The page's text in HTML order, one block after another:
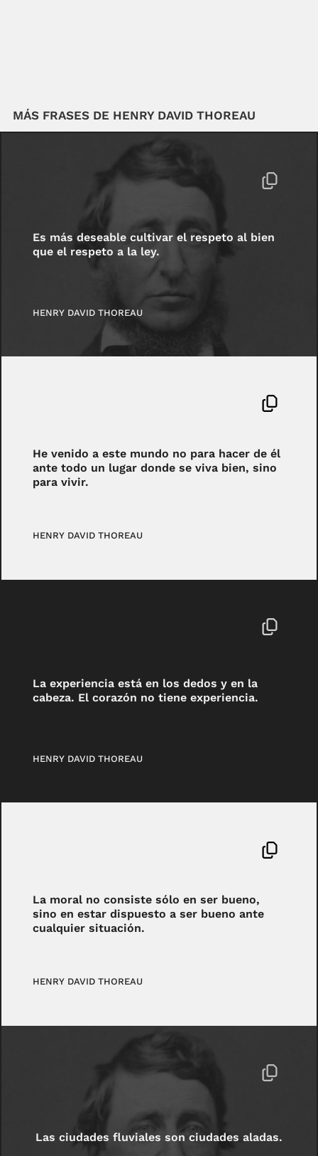
MÁS FRASES DE HENRY DAVID THOREAU
Es más deseable cultivar el respeto al bien
que el respeto a la ley.
HENRY DAVID THOREAU
He venido a este mundo no para hacer de él
ante todo un lugar donde se viva bien, sino
para vivir.
HENRY DAVID THOREAU
La experiencia está en los dedos y en la
cabeza. El corazón no tiene experiencia.
HENRY DAVID THOREAU
La moral no consiste sólo en ser bueno,
sino en estar dispuesto a ser bueno ante
cualquier situación.
HENRY DAVID THOREAU
Las ciudades fluviales son ciudades aladas.